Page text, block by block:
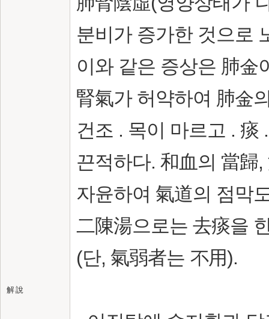
解 說
분비가 증가한 것으로
이와 같은 증상은 肺金
腎氣가 허약하여 肺金
건조 . 목이 마르고 . 痰
끈적하다. 和血의 當歸
자윤하여 氣道의 점막
二陳湯으로는 去痰을
(단, 氣弱者는 不用).